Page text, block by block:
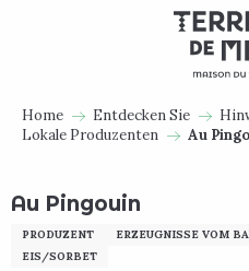
Home Entdecken Sie
Lokale Produzenten
Au
Au Pingouin
PRODUZENT
ERZEUGNISSE VOM
EIS/SORBET